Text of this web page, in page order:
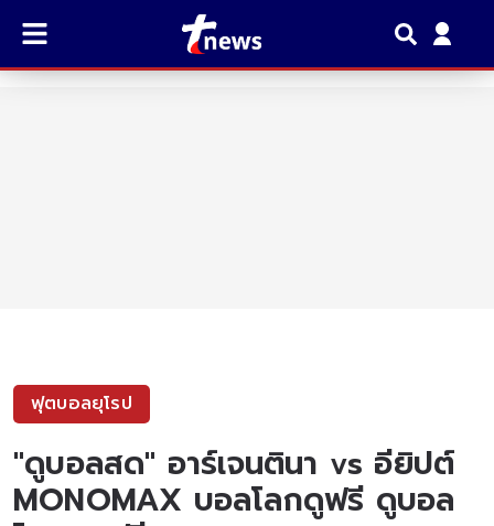
ฟุตบอลยุโรป
"ดูบอลสด" อาร์เจนตินา vs อียิปต์
MONOMAX บอลโลกดูฟรี ดูบอล